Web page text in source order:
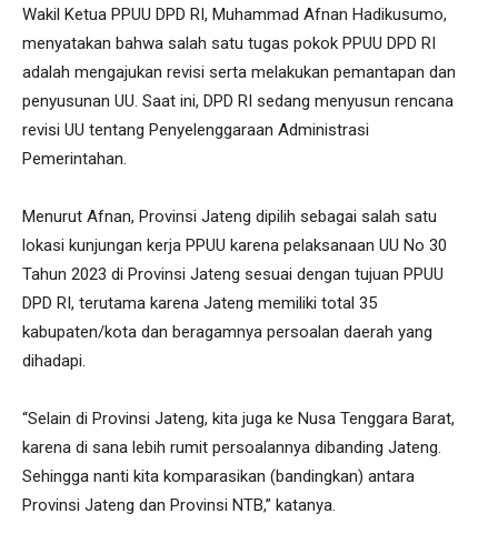
Wakil Ketua PPUU DPD RI, Muhammad Afnan Hadikusumo,
menyatakan bahwa salah satu tugas pokok PPUU DPD RI
adalah mengajukan revisi serta melakukan pemantapan dan
penyusunan UU. Saat ini, DPD RI sedang menyusun rencana
revisi UU tentang Penyelenggaraan Administrasi
Pemerintahan.
Menurut Afnan, Provinsi Jateng dipilih sebagai salah satu
lokasi kunjungan kerja PPUU karena pelaksanaan UU No 30
Tahun 2023 di Provinsi Jateng sesuai dengan tujuan PPUU
DPD RI, terutama karena Jateng memiliki total 35
kabupaten/kota dan beragamnya persoalan daerah yang
dihadapi.
“Selain di Provinsi Jateng, kita juga ke Nusa Tenggara Barat,
karena di sana lebih rumit persoalannya dibanding Jateng.
Sehingga nanti kita komparasikan (bandingkan) antara
Provinsi Jateng dan Provinsi NTB,” katanya.